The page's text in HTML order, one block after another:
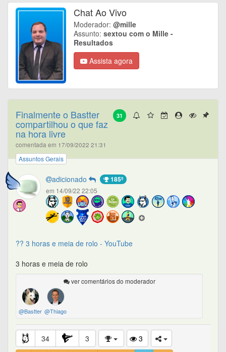
Chat Ao Vivo
Moderador: @mille
Assunto: sextou com o Mille -
Resultados
Assista agora
31
Finalmente o Bastter
compartilhou o que faz
na hora livre
comentada em 17/09/2022 21:31
Assuntos Gerais
adicionado 185º
em 14/09/22 22:05
?? 3 horas e meia de rolo - YouTube
3 horas e meia de rolo
ver comentários do moderador
@Bastter @Thiago
34 3
3